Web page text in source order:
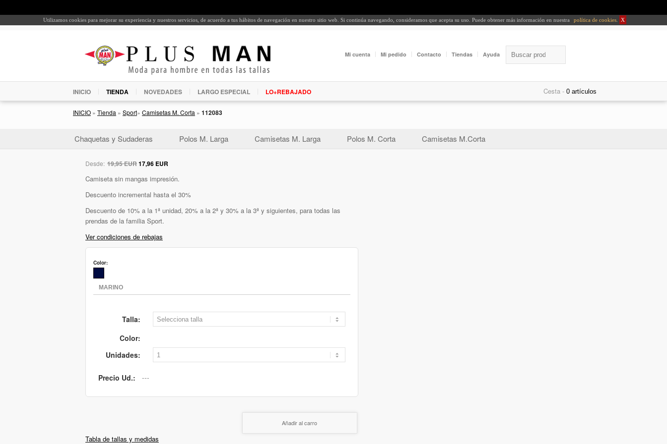
Utilizamos cookies para mejorar su experiencia y nuestros servicios, de acuerdo a tus hábitos de navegación en nuestro sitio web. Si continúa navegando, consideramos que acepta su uso. Puede obtener más información en nuestra política de cookies X
Mi cuenta Mi pedido Contacto Tiendas Ayuda
INICIO TIENDA NOVEDADES LARGO ESPECIAL LO+REBAJADO Cesta -
INICIO » Tienda » Sport» Camisetas M. Corta » 112083
Chaquetas y Sudaderas Polos M. Larga Camisetas M. Larga Polos M. Corta Camisetas M.Corta
Desde: 19,95 EUR17,96 EUR
Camiseta sin mangas impresión.
Descuento incremental hasta el 30%
Descuento de 10% a la 1ª unidad, 20% a la 2ª y 30% a la 3ª y siguientes, para todas las
prendas de la familia Sport.
Ver condiciones de rebajas
Color:
Talla:
Color:
Unidades:
Precio Ud.:
Añadir al carro
Tabla de tallas y medidas